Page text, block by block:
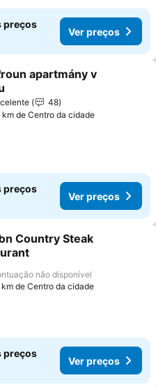
preços
Ver preços
aos favoritos
apartmány v
48
de Centro da cidade
preços
Ver preços
aos favoritos
Country Steak
não disponível
de Centro da cidade
preços
Ver preços